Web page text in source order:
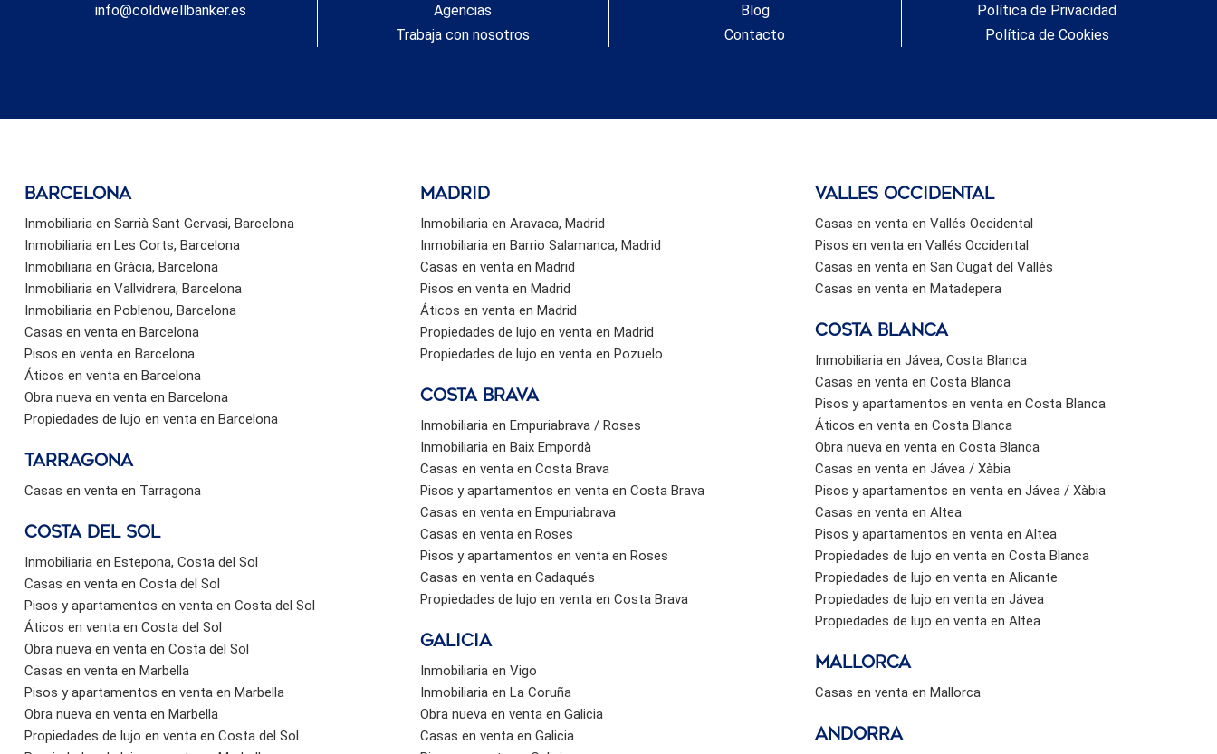
info@coldwellbanker.es
Agencias
Trabaja con nosotros
Blog
Contacto
Política de Privacidad
Política de Cookies
barcelona
Inmobiliaria en Sarrià Sant Gervasi, Barcelona
Inmobiliaria en Les Corts, Barcelona
Inmobiliaria en Gràcia, Barcelona
Inmobiliaria en Vallvidrera, Barcelona
Inmobiliaria en Poblenou, Barcelona
Casas en venta en Barcelona
Pisos en venta en Barcelona
Áticos en venta en Barcelona
Obra nueva en venta en Barcelona
Propiedades de lujo en venta en Barcelona
Tarragona
Casas en venta en Tarragona
Costa del sol
Inmobiliaria en Estepona, Costa del Sol
Casas en venta en Costa del Sol
Pisos y apartamentos en venta en Costa del Sol
Áticos en venta en Costa del Sol
Obra nueva en venta en Costa del Sol
Casas en venta en Marbella
Pisos y apartamentos en venta en Marbella
Obra nueva en venta en Marbella
Propiedades de lujo en venta en Costa del Sol
Madrid
Inmobiliaria en Aravaca, Madrid
Inmobiliaria en Barrio Salamanca, Madrid
Casas en venta en Madrid
Pisos en venta en Madrid
Áticos en venta en Madrid
Propiedades de lujo en venta en Madrid
Propiedades de lujo en venta en Pozuelo
Costa brava
Inmobiliaria en Empuriabrava / Roses
Inmobiliaria en Baix Empordà
Casas en venta en Costa Brava
Pisos y apartamentos en venta en Costa Brava
Casas en venta en Empuriabrava
Casas en venta en Roses
Pisos y apartamentos en venta en Roses
Casas en venta en Cadaqués
Propiedades de lujo en venta en Costa Brava
Galicia
Inmobiliaria en Vigo
Inmobiliaria en La Coruña
Obra nueva en venta en Galicia
Casas en venta en Galicia
valles occidental
Casas en venta en Vallés Occidental
Pisos en venta en Vallés Occidental
Casas en venta en San Cugat del Vallés
Casas en venta en Matadepera
Costa Blanca
Inmobiliaria en Jávea, Costa Blanca
Casas en venta en Costa Blanca
Pisos y apartamentos en venta en Costa Blanca
Áticos en venta en Costa Blanca
Obra nueva en venta en Costa Blanca
Casas en venta en Jávea / Xàbia
Pisos y apartamentos en venta en Jávea / Xàbia
Casas en venta en Altea
Pisos y apartamentos en venta en Altea
Propiedades de lujo en venta en Costa Blanca
Propiedades de lujo en venta en Alicante
Propiedades de lujo en venta en Jávea
Propiedades de lujo en venta en Altea
Mallorca
Casas en venta en Mallorca
Andorra